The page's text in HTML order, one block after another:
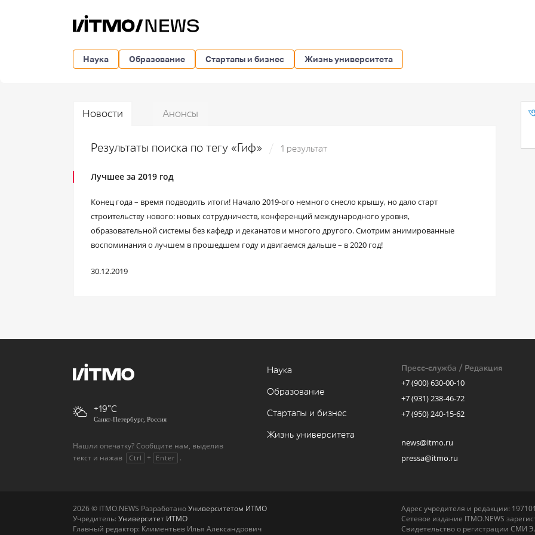
Наука Образование Стартапы и бизнес Жизнь университета
Новости Анонсы
Результаты поиска по тегу «Гиф» 1 результат
Лучшее за 2019 год
Конец года – время подводить итоги! Начало 2019-ого немного снесло крышу, но дало старт
строительству нового: новых сотрудничеств, конференций международного уровня,
образовательной системы без кафедр и деканатов и многого другого. Смотрим анимированные
воспоминания о лучшем в прошедшем году и двигаемся дальше – в 2020 год!
30.12.2019
+19
Санкт-Петербург, Россия
Нашли опечатку? Сообщите нам, выделив
текст и нажав
Ctrl + Enter .
Наука
Образование
Стартапы и бизнес
Жизнь университета
Пресс-служба / Редакция
+7 (900) 630-00-10
+7 (931) 238-46-72
+7 (950) 240-15-62
news@itmo.ru
pressa@itmo.ru
2026 © ITMO.NEWS РазработаноУниверситетом ИТМО
Учредитель: Университет ИТМО
Главный редактор: Климентьев Илья Александрович
Адрес учредителя и редакции:
Сетевое издание ITMO.NEWS
Свидетельство о регистрации СМИ